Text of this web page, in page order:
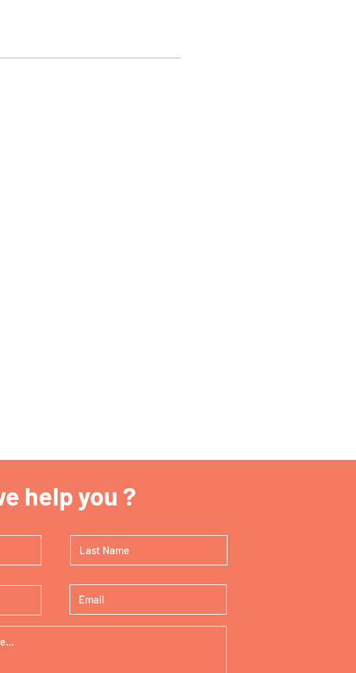
help you ?